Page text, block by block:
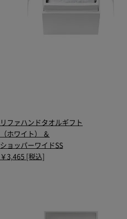
リファハンドタオルギフト
（ホワイト） ＆
ショッパーワイドSS
￥3,465 [税込]